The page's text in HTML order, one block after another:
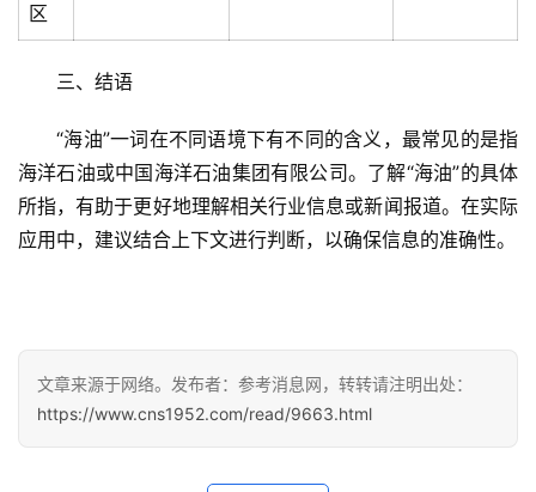
文
专
题
列
讯
更
多
投稿
区
三、结语
“海油”一词在不同语境下有不同的含义，最常见的是指
海洋石油或中国海洋石油集团有限公司。了解“海油”的具体
所指，有助于更好地理解相关行业信息或新闻报道。在实际
应用中，建议结合上下文进行判断，以确保信息的准确性。
文章来源于网络。发布者：参考消息网，转转请注明出处：
https://www.cns1952.com/read/9663.html